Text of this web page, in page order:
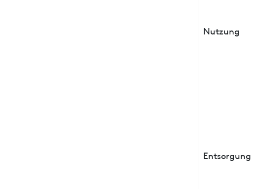
Nutzung
Entsorgung